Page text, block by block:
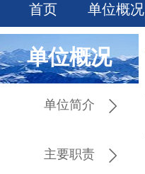
首页 单位概况
单位概况
单位简介
主要职责